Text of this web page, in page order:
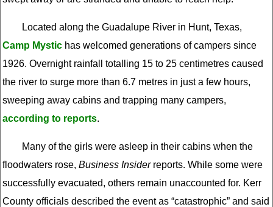
Located along the Guadalupe River in Hunt, Texas,
Camp Mystic has welcomed generations of campers since
1926. Overnight rainfall totalling 15 to 25 centimetres caused
the river to surge more than 6.7 metres in just a few hours,
sweeping away cabins and trapping many campers,
according to reports.
Many of the girls were asleep in their cabins when the
floodwaters rose, Business Insiderreports. While some were
successfully evacuated, others remain unaccounted for. Kerr
County officials described the event as “catastrophic” and said